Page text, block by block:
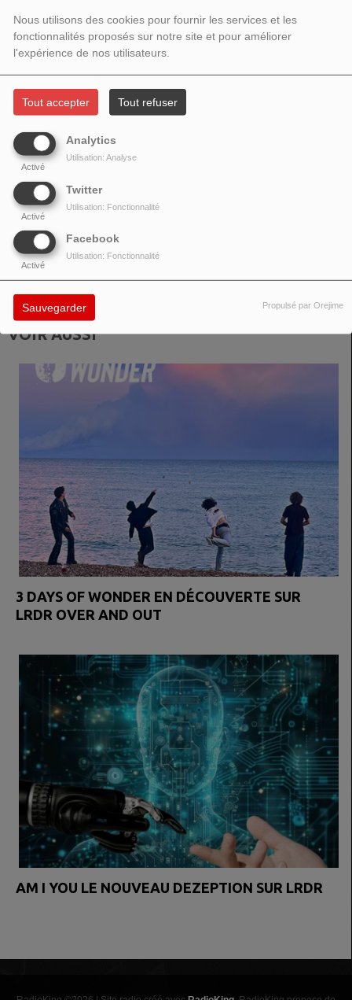
Nous utilisons des cookies pour fournir les services et les
fonctionnalités proposés sur notre site et pour améliorer
l'expérience de nos utilisateurs.
Tout accepter Tout refuser
Analytics
Activé
Utilisation: Analyse
Twitter
Activé
Utilisation: Fonctionnalité
Facebook
Activé
Utilisation: Fonctionnalité
Sauvegarder Propulsé par Orejime
https://www.instagram.com/p/CmjvYX1rhmq
VOIR AUSSI
3 DAYS OF WONDER EN DÉCOUVERTE SUR
LRDR OVER AND OUT
AM I YOU LE NOUVEAU DEZEPTION SUR LRDR